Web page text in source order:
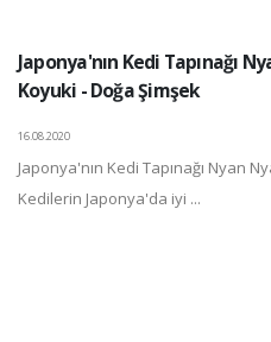
Japonya'nın Kedi Tapınağı
Koyuki - Doğa Şimşek
16.08.2020
Japonya'nın Kedi Tapınağı Nyan
Kedilerin Japonya'da iyi ...